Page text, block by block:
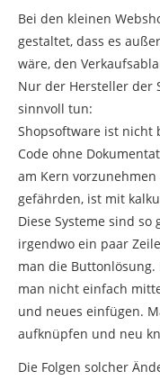
Bei den kleinen
gestaltet, dass es
wäre, den
Nur der Hersteller der
sinnvoll tun:
Shopsoftware ist nicht
Code ohne
am Kern
gefährden, ist mit
Diese Systeme sind
irgendwo ein paar
man die
man nicht einfach
und neues einfügen.
aufknüpfen und neu
Die Folgen solcher